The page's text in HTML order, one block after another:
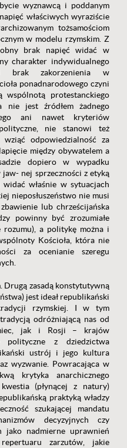
wyznawcą i poddanym
właściwych wyraziście
tożsamościom
w modelu rzymskim. Z
brak napięć widać w
charakter indywidualnego
i brak zakorzenienia w
ponadnarodowego czyni
wspólnotą protestanckiego
nie jest źródłem żadnego
ani nawet kryteriów
nie stanowi też
odpowiedzialność za
między obywatelem a
dopiero w wypadku
nej sprzeczności z etyką
właśnie w sytuacjach
nieposłuszeństwo nie musi
lub chrześcijańska
powinny być zrozumiałe
rozumu), a politykę można i
Kościoła, która nie
za ocenianie szeregu
Drugą zasadą konstytutywną
jest ideał republikański
rzymskiej. I w tym
odróżniającą nas od
jak i Rosji – krajów
polityczne z dziedzictwa
ustrój i jego kultura
wyzwanie. Powracająca w
krytyka anarchicznego
(płynącej z natury)
praktyką władzy
szukającej mandatu
decyzyjnych czy
jako nadmierne uprawnień
zarzutów, jakie